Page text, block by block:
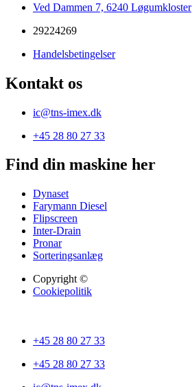
Ved Dammen 7, 6240 Løgumkloster
29224269
Handelsbetingelser
Kontakt os
ic@tns-imex.dk
+45 28 80 27 33
Find din maskine her
Dynaset
Farymann Diesel
Flipscreen
Inter-Drain
Pronar
Sorteringsanlæg
Copyright ©
Cookiepolitik
+45 28 80 27 33
+45 28 80 27 33